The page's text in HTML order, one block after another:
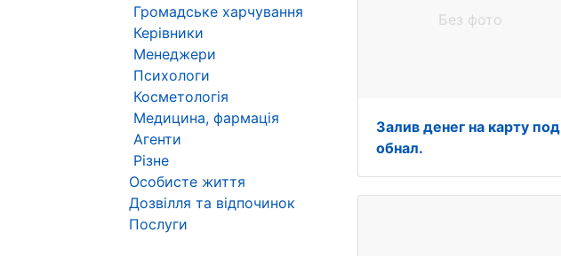
Без фото
Залив денег на карту под
обнал.
Громадське харчування
Керівники
Менеджери
Психологи
Косметологія
Медицина, фармація
Агенти
Різне
Особисте життя
Дозвілля та відпочинок
Послуги